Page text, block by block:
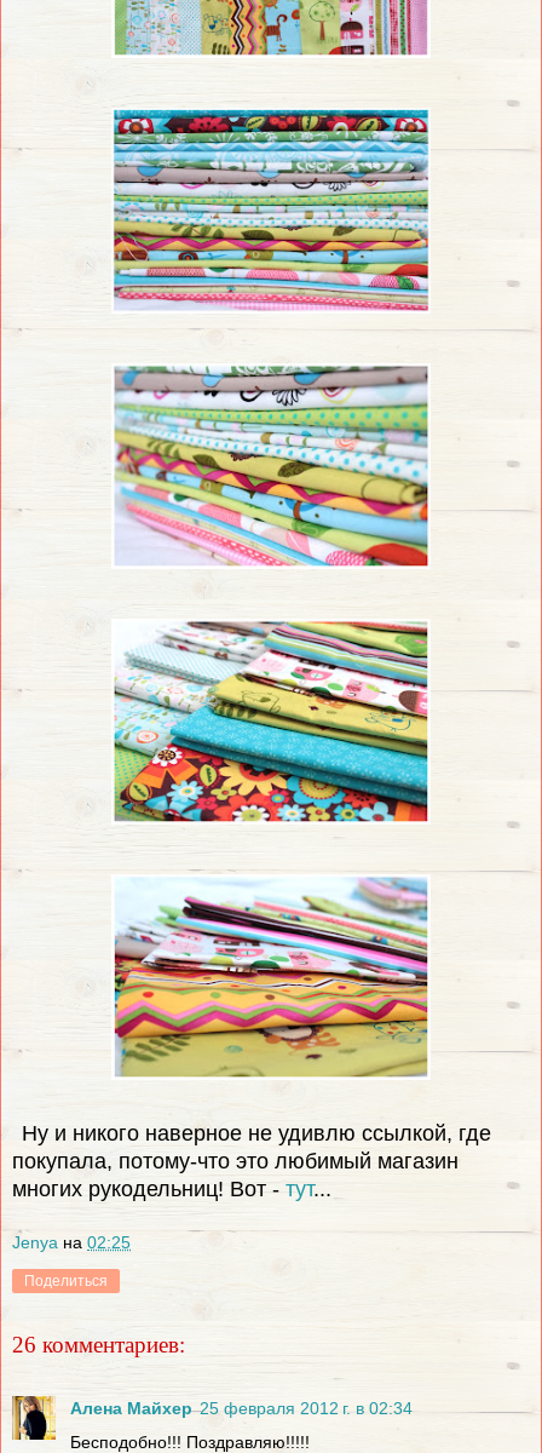
Ну и никого наверное не удивлю ссылкой, где
покупала, потому-что это любимый магазин
многих рукодельниц! Вот - тут...
Jenya на 02:25
Поделиться
26 комментариев:
Алена Майхер 25 февраля 2012 г. в 02:34
Бесподобно!!! Поздравляю!!!!!